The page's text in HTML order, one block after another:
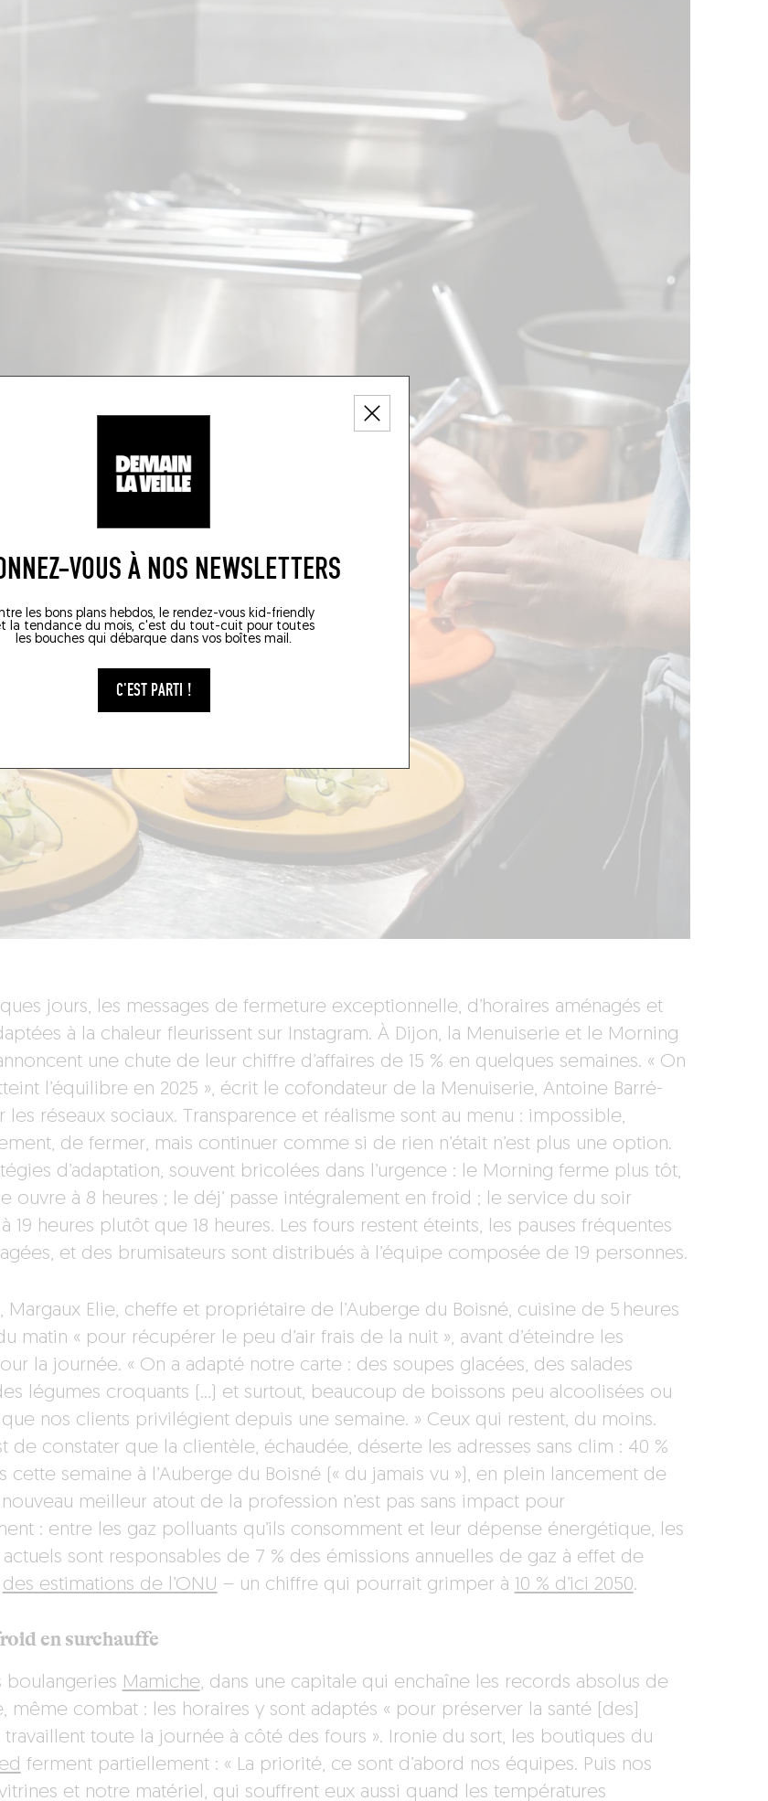
VOUS À NOS NEWSLETTERS
les bons plans hebdos, le rendez-vous kid-friendly
la tendance du mois, c'est du tout-cuit pour toutes
les bouches qui débarque dans vos boîtes mail.
C'EST PARTI !
jours, les messages de fermeture exceptionnelle, d’horaires aménagés et
à la chaleur fleurissent sur Instagram. À Dijon, la Menuiserie et le Morning
une chute de leur chiffre d’affaires de 15 % en quelques semaines. « On
l’équilibre en 2025 », écrit le cofondateur de la Menuiserie, Antoine Barré-
les réseaux sociaux. Transparence et réalisme sont au menu : impossible,
de fermer, mais continuer comme si de rien n’était n’est plus une option.
d’adaptation, souvent bricolées dans l’urgence : le Morning ferme plus tôt,
ouvre à 8 heures ; le déj’ passe intégralement en froid ; le service du soir
19 heures plutôt que 18 heures. Les fours restent éteints, les pauses fréquentes
et des brumisateurs sont distribués à l’équipe composée de 19 personnes.
Margaux Elie, cheffe et propriétaire de l’Auberge du Boisné, cuisine de 5 heures
matin « pour récupérer le peu d’air frais de la nuit », avant d’éteindre les
la journée. « On a adapté notre carte : des soupes glacées, des salades
légumes croquants (…) et surtout, beaucoup de boissons peu alcoolisées ou
nos clients privilégient depuis une semaine. » Ceux qui restent, du moins.
de constater que la clientèle, échaudée, déserte les adresses sans clim : 40 %
cette semaine à l’Auberge du Boisné (« du jamais vu »), en plein lancement de
nouveau meilleur atout de la profession n’est pas sans impact pour
: entre les gaz polluants qu’ils consomment et leur dépense énergétique, les
sont responsables de 7 % des émissions annuelles de gaz à effet de
des estimations de l’ONU – un chiffre qui pourrait grimper à 10 % d’ici 2050.
en surchauffe
boulangeries Mamiche, dans une capitale qui enchaîne les records absolus de
même combat : les horaires y sont adaptés « pour préserver la santé [des]
toute la journée à côté des fours ». Ironie du sort, les boutiques du
ferment partiellement : « La priorité, ce sont d’abord nos équipes. Puis nos
et notre matériel, qui souffrent eux aussi quand les températures